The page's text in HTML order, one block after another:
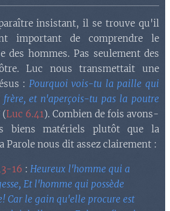
insistant, il se trouve qu'il
important de comprendre le
des hommes. Pas seulement des
Luc nous transmettait une
: Pourquoi vois-tu la paille qui
et n'aperçois-tu pas la poutre
(Luc 6.41). Combien de fois avons-
biens matériels plutôt que la
Parole nous dit assez clairement :
16 : Heureux l'homme qui a
Et l'homme qui possède
Car le gain qu'elle procure est